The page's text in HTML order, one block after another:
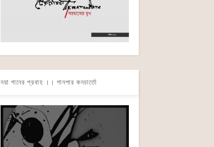
নয়া গানের প্রবাহ ।। গানপার কনচার্তো